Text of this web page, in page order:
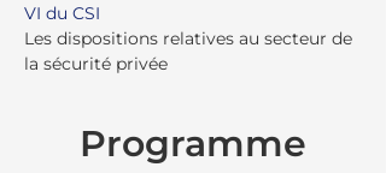
VI du CSI
Les dispositions relatives au secteur de
la sécurité privée
Programme